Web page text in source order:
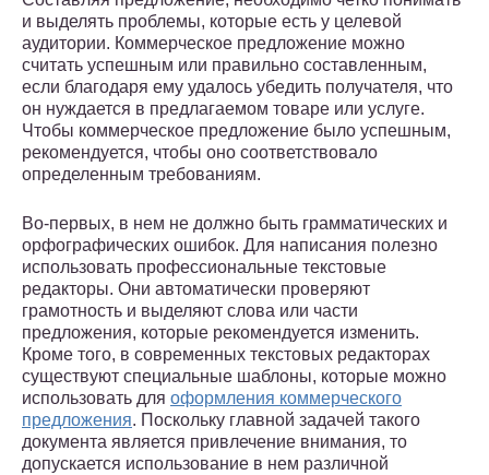
и выделять проблемы, которые есть у целевой
аудитории. Коммерческое предложение можно
считать успешным или правильно составленным,
если благодаря ему удалось убедить получателя, что
он нуждается в предлагаемом товаре или услуге.
Чтобы коммерческое предложение было успешным,
рекомендуется, чтобы оно соответствовало
определенным требованиям.
Во-первых, в нем не должно быть грамматических и
орфографических ошибок. Для написания полезно
использовать профессиональные текстовые
редакторы. Они автоматически проверяют
грамотность и выделяют слова или части
предложения, которые рекомендуется изменить.
Кроме того, в современных текстовых редакторах
существуют специальные шаблоны, которые можно
использовать для оформления коммерческого
предложения. Поскольку главной задачей такого
документа является привлечение внимания, то
допускается использование в нем различной